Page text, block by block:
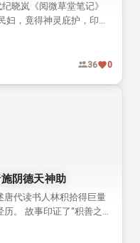
晓岚《阅微草堂笔记》
妇，竟得神灵庇护，印证
36 0
阴德天神助
唐代读书人林积拾得巨量
。 故事印证了“积善之家
文化理念。